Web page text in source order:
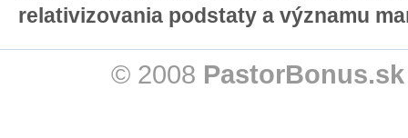
relativizovania podstaty a významu
© 2008 PastorBonus.sk